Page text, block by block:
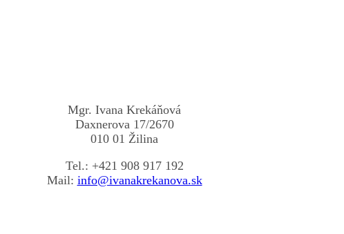
Mgr. Ivana Krekáňová
Daxnerova 17/2670
010 01 Žilina
Tel.: +421 908 917 192
Mail: info@ivanakrekanova.sk